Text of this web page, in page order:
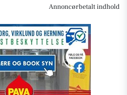
Annoncørbetalt indhold